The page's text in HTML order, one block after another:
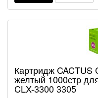
Картридж CACTUS
желтый 1000стр
CLX-3300 3305